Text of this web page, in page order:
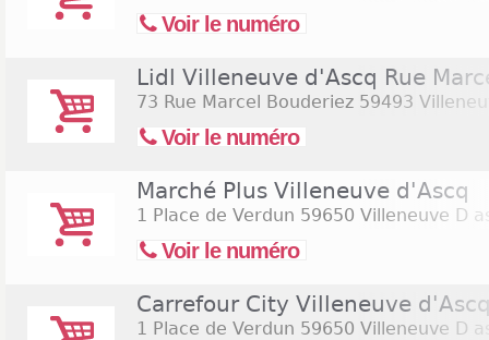
Voir le numéro
Lidl Villeneuve d'Ascq Rue
73 Rue Marcel Bouderiez 59493
Voir le numéro
Marché Plus Villeneuve d'Ascq
1 Place de Verdun 59650 Villeneuve D
Voir le numéro
Carrefour City Villeneuve
1 Place de Verdun 59650 Villeneuve D